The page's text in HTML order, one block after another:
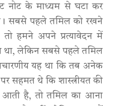
नोट के माध्यम से घटा कर
सबसे पहले तमिल को रखने
हमने अपने प्रत्यावेदन में
था, लेकिन सबसे पहले तमिल
यह था कि तब अनेक
सहमत थे कि शास्त्रीयत की
आती है, तो तमिल का आना